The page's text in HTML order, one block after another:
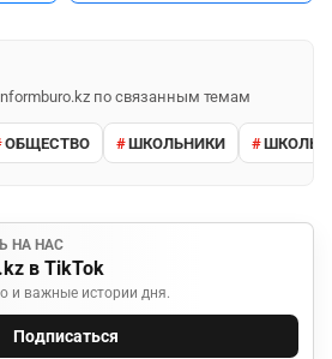
по связанным темам
ОБЩЕСТВО ШКОЛЬНИКИ
НА НАС
в TikTok
и важные истории дня.
Подписаться